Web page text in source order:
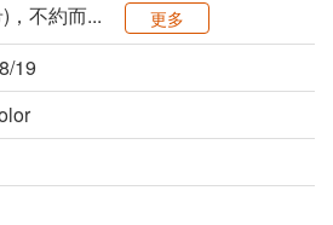
，不約而...
更多
19